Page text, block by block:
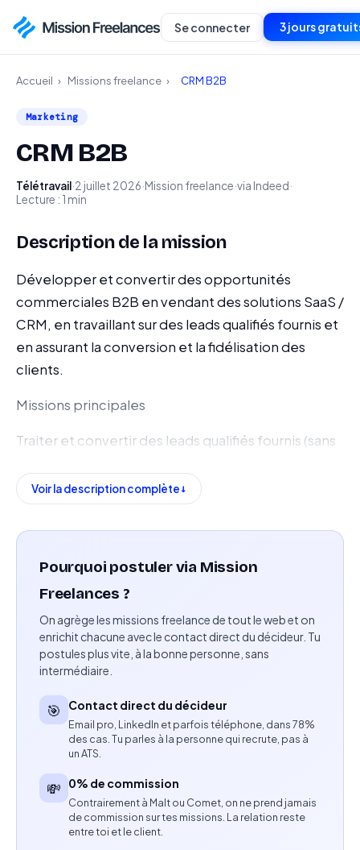
Se connecter 3 jours
Accueil › Missions freelance › CRM B2B
Marketing
CRM B2B
Télétravail·2 juillet 2026·Mission freelance·via Indeed·
Lecture : 1 min
Description de la mission
Développer et convertir des opportunités
commerciales B2B en vendant des solutions SaaS /
CRM, en travaillant sur des leads qualifiés fournis et
en assurant la conversion et la fidélisation des
clients.
Missions principales
Traiter et convertir des leads qualifiés fournis (sans
Réaliser des appels de prospection sur des listes
auprès de clients B2B.
Négocier et conclure les ventes.
Assurer le suivi et la satisfaction client après la
vente.
Utiliser et maintenir les outils CRM et logiciels
internes de l’entreprise.
de l’équipe.
Compétences attendues
Voir la description complète
Pourquoi postuler via Mission
Freelances ?
On agrège les missions freelance de tout le web et on
enrichit chacune avec le contact direct du décideur. Tu
postules plus vite, à la bonne personne, sans
intermédiaire.
🎯 Contact direct du décideur
Email pro, LinkedIn et parfois téléphone, dans 78%
des cas. Tu parles à la personne qui recrute, pas à
un ATS.
💸 0% de commission
Contrairement à Malt ou Comet, on ne prend jamais
de commission sur tes missions. La relation reste
entre toi et le client.